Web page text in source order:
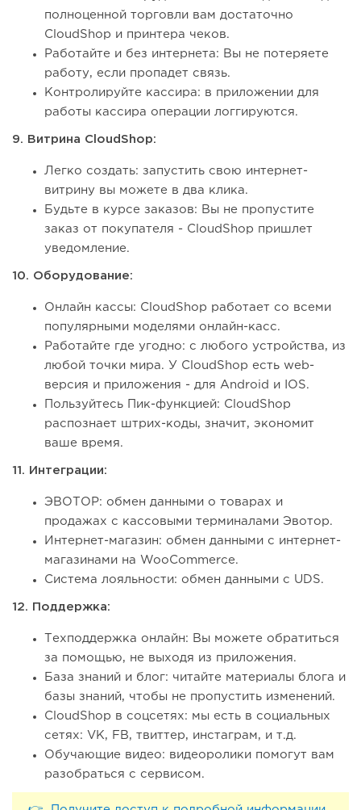
полноценной торговли вам достаточно
CloudShop и принтера чеков.
Работайте и без интернета: Вы не потеряете
работу, если пропадет связь.
Контролируйте кассира: в приложении для
работы кассира операции логгируются.
9. Витрина CloudShop:
Легко создать: запустить свою интернет-
витрину вы можете в два клика.
Будьте в курсе заказов: Вы не пропустите
заказ от покупателя - CloudShop пришлет
уведомление.
10. Оборудование:
Онлайн кассы: CloudShop работает со всеми
популярными моделями онлайн-касс.
Работайте где угодно: с любого устройства, из
любой точки мира. У CloudShop есть web-
версия и приложения - для Android и IOS.
Пользуйтесь Пик-функцией: CloudShop
распознает штрих-коды, значит, экономит
ваше время.
11. Интеграции:
ЭВОТОР: обмен данными о товарах и
продажах с кассовыми терминалами Эвотор.
Интернет-магазин: обмен данными с интернет-
магазинами на WooCommerce.
Система лояльности: обмен данными с UDS.
12. Поддержка:
Техподдержка онлайн: Вы можете обратиться
за помощью, не выходя из приложения.
База знаний и блог: читайте материалы блога и
базы знаний, чтобы не пропустить изменений.
CloudShop в соцсетях: мы есть в социальных
сетях: VK, FB, твиттер, инстаграм, и т.д.
Обучающие видео: видеоролики помогут вам
разобраться с сервисом.